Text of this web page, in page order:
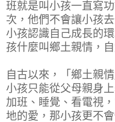
班就是叫小孩一直寫
次，他們不會讓小孩
小孩認識自己成長的
孩什麼叫鄉土親情，
自古以來，「鄉土親
小孩只能從父母親身
加班、睡覺、看電視
地的愛，那小孩更不